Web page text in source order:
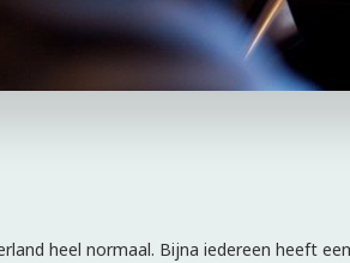
heel normaal. Bijna iedereen heeft